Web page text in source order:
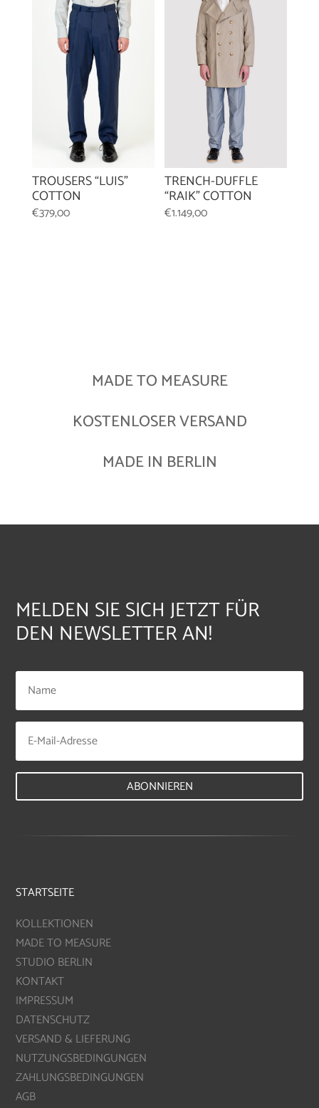
TROUSERS “LUIS”
COTTON
€379,00
TRENCH-DUFFLE
“RAIK” COTTON
€1.149,00
MADE TO MEASURE
KOSTENLOSER VERSAND
MADE IN BERLIN
MELDEN SIE SICH JETZT FÜR
DEN NEWSLETTER AN!
ABONNIEREN
STARTSEITE
KOLLEKTIONEN
MADE TO MEASURE
STUDIO BERLIN
KONTAKT
IMPRESSUM
DATENSCHUTZ
VERSAND & LIEFERUNG
NUTZUNGSBEDINGUNGEN
ZAHLUNGSBEDINGUNGEN
AGB